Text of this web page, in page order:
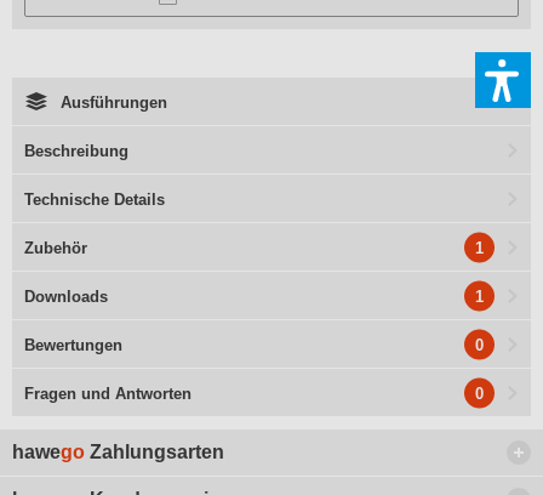
Ausführungen
Beschreibung
Technische Details
Zubehör 1
Downloads 1
Bewertungen 0
Fragen und Antworten 0
hawego Zahlungsarten